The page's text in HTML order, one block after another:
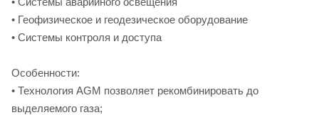
• Геофизическое и геодезическое оборудование
• Системы контроля и доступа
Особенности:
• Технология AGM позволяет рекомбинировать до
выделяемого газа;